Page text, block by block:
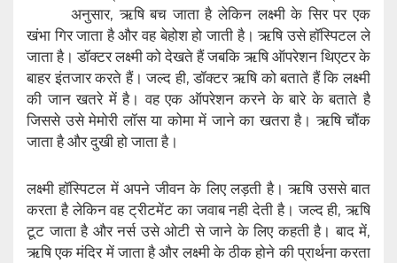
अनुसार, ऋषि बच जाता है लेकिन लक्ष्मी के सिर पर एक
खंभा गिर जाता है और वह बेहोश हो जाती है। ऋषि उसे हॉस्पिटल ले
जाता है। डॉक्टर लक्ष्मी को देखते हैं जबकि ऋषि ऑपरेशन थिएटर के
बाहर इंतजार करते हैं। जल्द ही, डॉक्टर ऋषि को बताते हैं कि लक्ष्मी
की जान खतरे में है। वह एक ऑपरेशन करने के बारे के बताते है
जिससे उसे मेमोरी लॉस या कोमा में जाने का खतरा है। ऋषि चौंक
जाता है और दुखी हो जाता है।
लक्ष्मी हॉस्पिटल में अपने जीवन के लिए लड़ती है। ऋषि उससे बात
करता है लेकिन वह ट्रीटमेंट का जवाब नही देती है। जल्द ही, ऋषि
टूट जाता है और नर्स उसे ओटी से जाने के लिए कहती है। बाद में,
ऋषि एक मंदिर में जाता है और लक्ष्मी के ठीक होने की प्रार्थना करता